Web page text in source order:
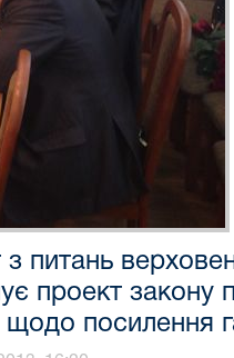
з питань
проект закону
щодо посилення